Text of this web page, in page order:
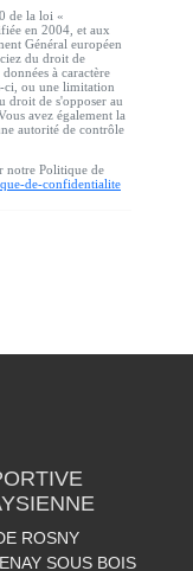
de la loi «
en 2004, et aux
Général européen
du droit de
à caractère
ci, ou une limitation
droit de s'opposer au
avez également la
autorité de contrôle
notre Politique de
de-confidentialite
ROSNY
SOUS BOIS